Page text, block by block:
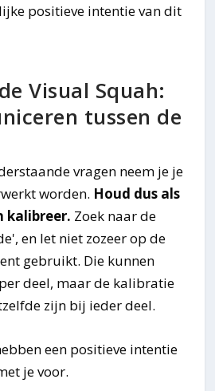
positieve intentie van dit
Visual Squah:
tussen de
vragen neem je je
worden. Houd dus als
kalibreer. Zoek naar de
en let niet zozeer op de
gebruikt. Die kunnen
deel, maar de kalibratie
zijn bij ieder deel.
een positieve intentie
je voor.